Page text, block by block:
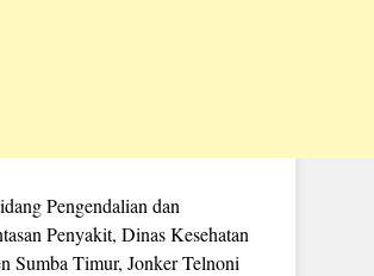
Pengendalian dan
Penyakit, Dinas Kesehatan
Sumba Timur, Jonker Telnoni